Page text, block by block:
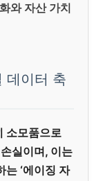
와 자산 가치
데이터 축
소모품으로
실이며, 이는
‘에이징 자